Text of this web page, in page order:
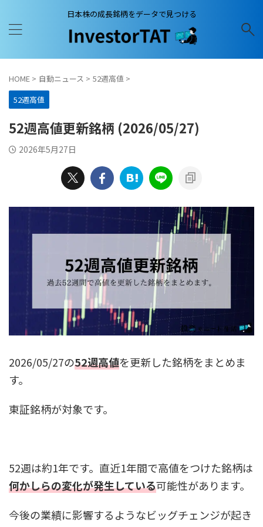
日本株の成長銘柄をデータで見つける
HOME > 自動ニュース > 52週高値 >
52週高値
52週高値更新銘柄 (2026/05/27)
2026年5月27日
2026/05/27の52週高値を更新した銘柄をまとめま
す。
東証銘柄が対象です。
52週は約1年です。直近1年間で高値をつけた銘柄は
何かしらの変化が発生している可能性があります。
今後の業績に影響するようなビッグチェンジが起き